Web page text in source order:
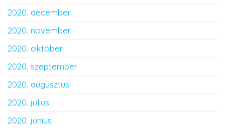
2020. december
2020. november
2020. október
2020. szeptember
2020. augusztus
2020. július
2020. június